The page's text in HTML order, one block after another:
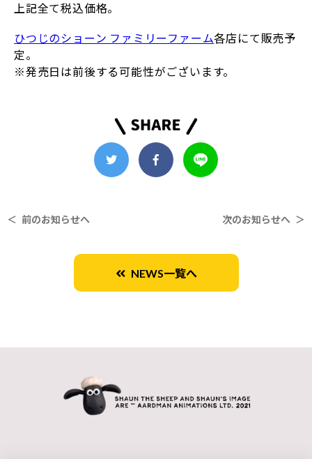
上記全て税込価格。
ひつじのショーン ファミリーファーム各店にて販売予
定。
※発売日は前後する可能性がございます。
＜ 前のお知らせへ 次のお知らせへ ＞
NEWS一覧へ